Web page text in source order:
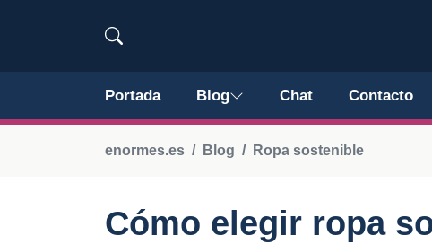
Portada Blog Chat Contacto
enormes.es Blog Ropa sostenible
Cómo elegir ropa